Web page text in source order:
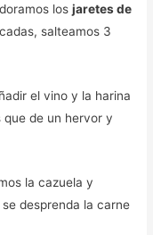
losjaretes de
salteamos 3
el vino y la harina
que de un hervor y
la cazuela y
desprenda la carne